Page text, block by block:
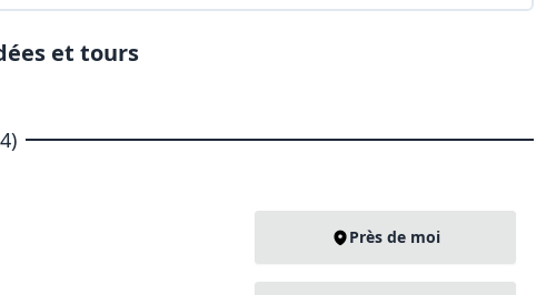
et tours
Près de moi